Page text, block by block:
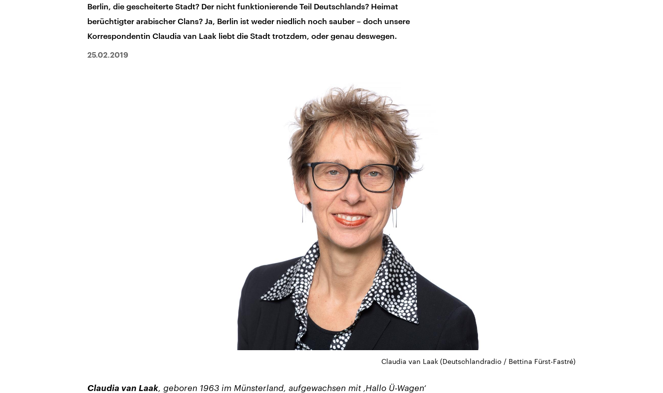
Berlin, die gescheiterte Stadt? Der nicht funktionierende Teil Deutschlands? Heimat
berüchtigter arabischer Clans? Ja, Berlin ist weder niedlich noch sauber – doch unsere
Korrespondentin Claudia van Laak liebt die Stadt trotzdem, oder genau deswegen.
25.02.2019
Claudia van Laak (Deutschlandradio / Bettina Fürst-Fastré)
Claudia van Laak , geboren 1963 im Münsterland, aufgewachsen mit ‚Hallo Ü-Wagen‘